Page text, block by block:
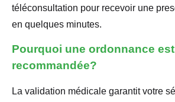
téléconsultation pour recevoir une
en quelques minutes.
Pourquoi une ordonnance est
recommandée?
La validation médicale garantit votre